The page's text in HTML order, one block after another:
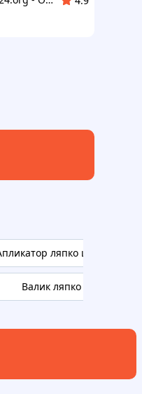
ляпко шанс
Валик ляпко